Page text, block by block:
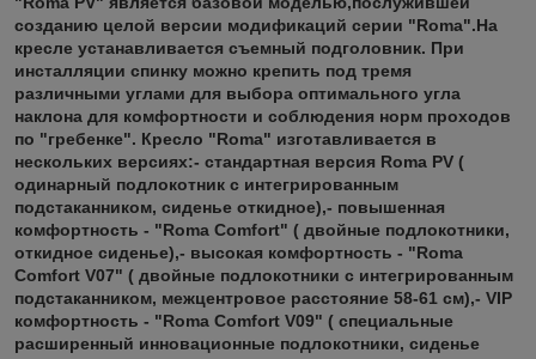
созданию целой версии модификаций серии "Roma".На
кресле устанавливается съемный подголовник. При
инсталляции спинку можно крепить под тремя
различными углами для выбора оптимального угла
наклона для комфортности и соблюдения норм проходов
по "гребенке". Кресло "Roma" изготавливается в
нескольких версиях:- стандартная версия Roma PV (
одинарный подлокотник с интегрированным
подстаканником, сиденье откидное),- повышенная
комфортность - "Roma Comfort" ( двойные подлокотники,
откидное сиденье),- высокая комфортность - "Roma
Comfort V07" ( двойные подлокотники с интегрированным
подстаканником, межцентровое расстояние 58-61 см),- VIP
комфортность - "Roma Comfort V09" ( специальные
расширенный инновационные подлокотники, сиденье